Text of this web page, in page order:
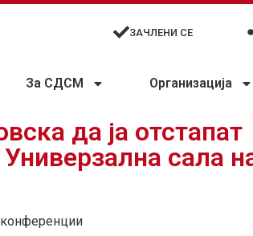
ЗАЧЛЕНИ СЕ
За СДСМ Организација
да ја отстапат
сала